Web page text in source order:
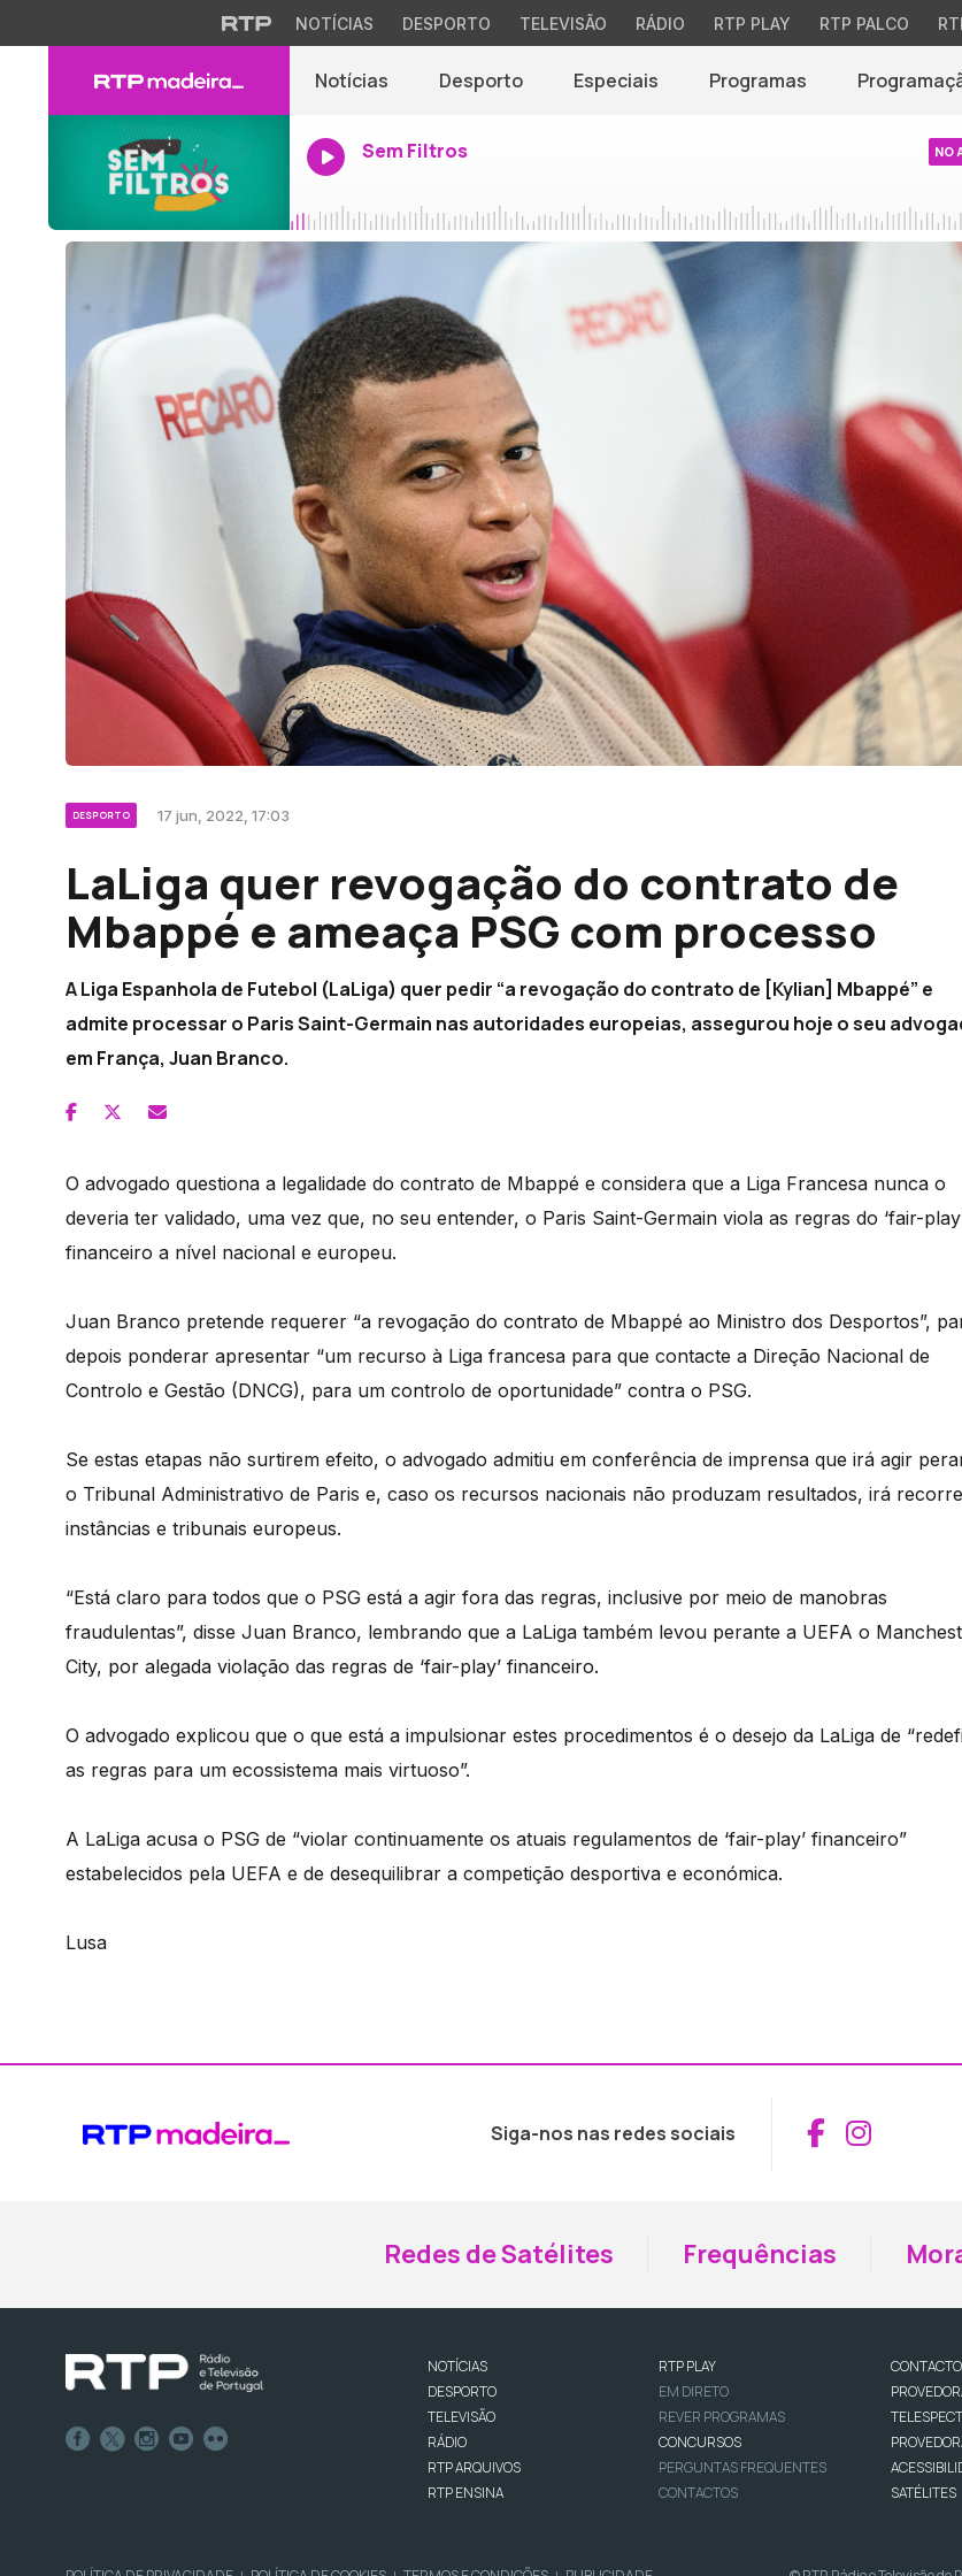
NOTÍCIAS DESPORTO TELEVISÃO RÁDIO RTP PLAY RTP PALCO
Notícias Desporto Especiais Programas
Sem Filtros NO
DESPORTO 17 jun, 2022, 17:03
LaLiga quer revogação do contrato de
Mbappé e ameaça PSG com processo
A Liga Espanhola de Futebol (LaLiga) quer pedir “a revogação do contrato de [Kylian] Mbappé” e
admite processar o Paris Saint-Germain nas autoridades europeias, assegurou hoje o seu
em França, Juan Branco.
O advogado questiona a legalidade do contrato de Mbappé e considera que a Liga Francesa nunca o
deveria ter validado, uma vez que, no seu entender, o Paris Saint-Germain viola as regras do ‘fair-
financeiro a nível nacional e europeu.
Juan Branco pretende requerer “a revogação do contrato de Mbappé ao Ministro dos Desportos”,
depois ponderar apresentar “um recurso à Liga francesa para que contacte a Direção Nacional de
Controlo e Gestão (DNCG), para um controlo de oportunidade” contra o PSG.
Se estas etapas não surtirem efeito, o advogado admitiu em conferência de imprensa que irá agir
o Tribunal Administrativo de Paris e, caso os recursos nacionais não produzam resultados, irá
instâncias e tribunais europeus.
“Está claro para todos que o PSG está a agir fora das regras, inclusive por meio de manobras
fraudulentas”, disse Juan Branco, lembrando que a LaLiga também levou perante a UEFA o
City, por alegada violação das regras de ‘fair-play’ financeiro.
O advogado explicou que o que está a impulsionar estes procedimentos é o desejo da LaLiga de
as regras para um ecossistema mais virtuoso”.
A LaLiga acusa o PSG de “violar continuamente os atuais regulamentos de ‘fair-play’ financeiro”
estabelecidos pela UEFA e de desequilibrar a competição desportiva e económica.
Lusa
Siga-nos nas redes sociais Aceder
Redes de Satélites Frequências
NOTÍCIAS
DESPORTO
TELEVISÃO
RÁDIO
RTP ARQUIVOS
RTP ENSINA
RTP PLAY
EM DIRETO
REVER PROGRAMAS
CONCURSOS
PERGUNTAS FREQUENTES
CONTACTOS
SATÉLITES